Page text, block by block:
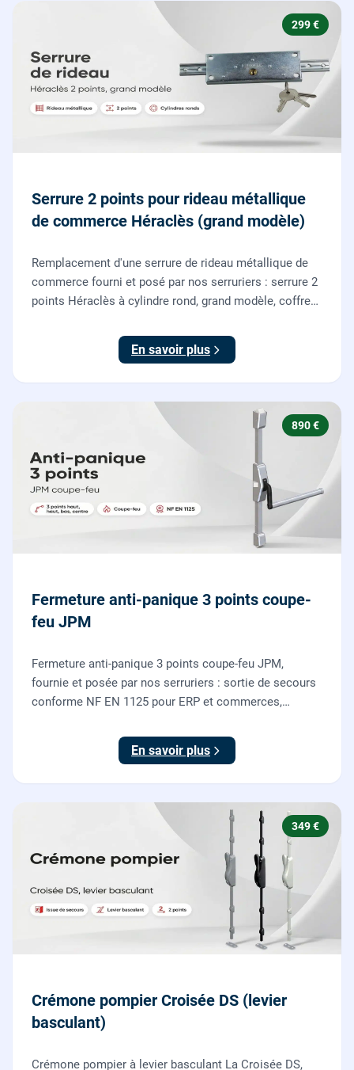
299 €
Serrure 2 points pour rideau métallique
de commerce Héraclès (grand modèle)
Remplacement d'une serrure de rideau métallique de
commerce fourni et posé par nos serruriers : serrure 2
points Héraclès à cylindre rond, grand modèle, coffre
des deux points de verrouillage.
En savoir plus
890 €
Fermeture anti-panique 3 points coupe-
feu JPM
Fermeture anti-panique 3 points coupe-feu JPM,
fournie et posée par nos serruriers : sortie de secours
conforme NF EN 1125 pour ERP et commerces,
En savoir plus
349 €
Crémone pompier Croisée DS (levier
basculant)
Crémone pompier à levier basculant La Croisée DS,